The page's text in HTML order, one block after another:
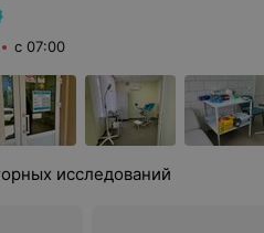
с 07:00
исследований